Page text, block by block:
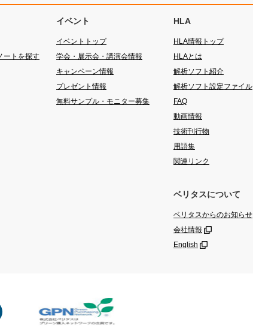
ートを探す
イベント
イベントトップ
学会・展示会・講演会情報
キャンペーン情報
プレゼント情報
無料サンプル・モニター募集
HLA
HLA情報トップ
HLAとは
解析ソフト紹介
解析ソフト設定ファイル
FAQ
動画情報
技術刊行物
用語集
関連リンク
ベリタスについて
ベリタスからのお知らせ
会社情報
English